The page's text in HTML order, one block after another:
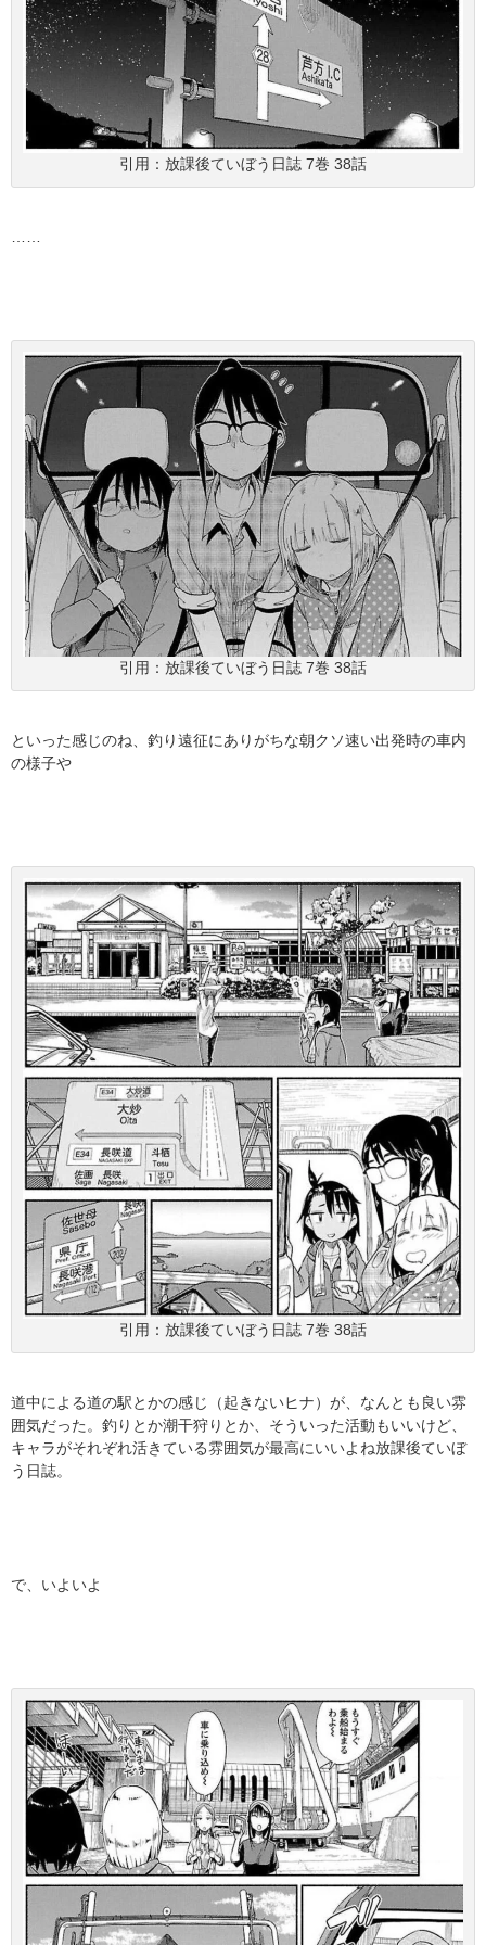
引用：放課後ていぼう日誌 7巻 38話
引用：放課後ていぼう日誌 7巻 38話
といった感じのね、釣り遠征にありがちな朝クソ速い出発時の車内
の様子や
引用：放課後ていぼう日誌 7巻 38話
道中による道の駅とかの感じ（起きないヒナ）が、なんとも良い雰
囲気だった。釣りとか潮干狩りとか、そういった活動もいいけど、
キャラがそれぞれ活きている雰囲気が最高にいいよね放課後ていぼ
う日誌。
で、いよいよ